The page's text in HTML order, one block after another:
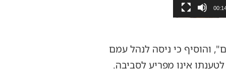
והוסיף כי ניסה לנהל עמם
אינו מפריע לסביבה.